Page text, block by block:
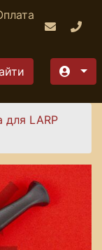
для LARP